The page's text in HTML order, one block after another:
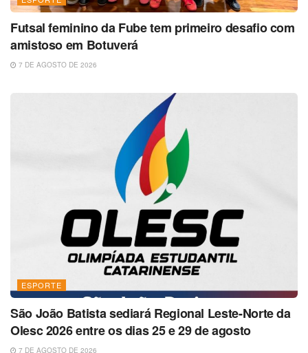
Futsal feminino da Fube tem primeiro desafio com
amistoso em Botuverá
7 DE AGOSTO DE 2026
ESPORTE
São João Batista sediará Regional Leste-Norte da
Olesc 2026 entre os dias 25 e 29 de agosto
7 DE AGOSTO DE 2026